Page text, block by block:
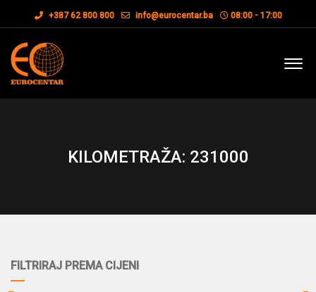
+387 62 800 800 info@eurocentar.ba 08:00 - 17:00
KILOMETRAŽA: 231000
FILTRIRAJ PREMA CIJENI